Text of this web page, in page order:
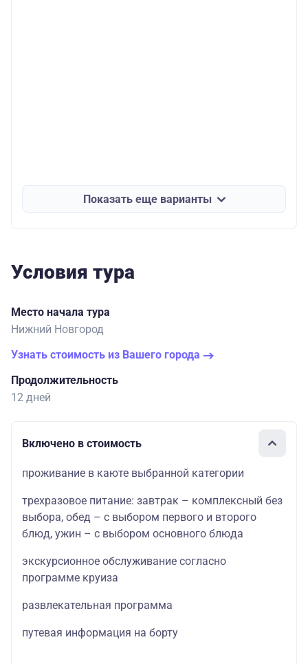
Показать еще варианты
Условия тура
Место начала тура
Нижний Новгород
Узнать стоимость из Вашего города
Продолжительность
12 дней
Включено в стоимость
проживание в каюте выбранной категории
трехразовое питание: завтрак – комплексный без
выбора, обед – с выбором первого и второго
блюд, ужин – с выбором основного блюда
экскурсионное обслуживание согласно
программе круиза
развлекательная программа
путевая информация на борту